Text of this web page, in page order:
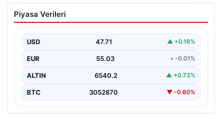
MGK’den 8 maddelik kritik bildiri: Dikkat
çeken ‘Terörsüz Bölge’ vurgusu
Piyasa Verileri
USD 47.71 ▲ +0.16%
EUR 55.03 • -0.01%
ALTIN 6540.2 ▲ +0.73%
BTC 3052870 ▼ -0.60%